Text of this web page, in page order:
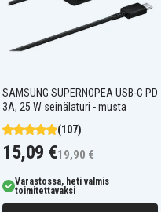
SAMSUNG SUPERNOPEA USB-C PD
3A, 25 W seinälaturi - musta
(107)
15,09 €19,90 €
Varastossa, heti valmis
toimitettavaksi